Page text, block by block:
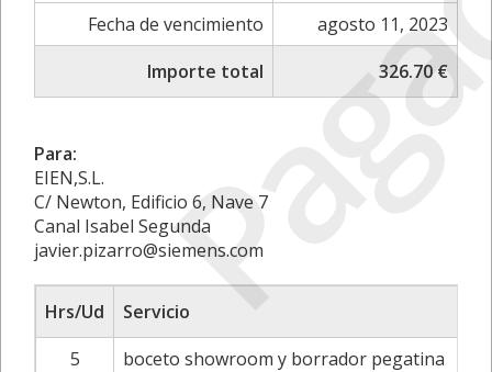
Fecha de vencimiento
agosto 11, 2023
Importe total
326.70 €
Para:
EIEN,S.L.
C/ Newton, Edificio 6, Nave 7
Canal Isabel Segunda
javier.pizarro@siemens.com
Hrs/Ud
Servicio
5
boceto showroom y borrador pegatina